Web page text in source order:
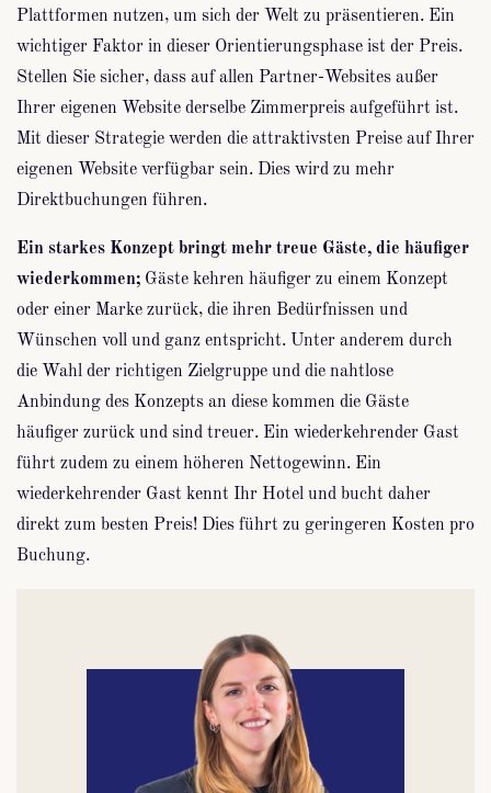
Plattformen nutzen, um sich der Welt zu präsentieren. Ein
wichtiger Faktor in dieser Orientierungsphase ist der Preis.
Stellen Sie sicher, dass auf allen Partner-Websites außer
Ihrer eigenen Website derselbe Zimmerpreis aufgeführt ist.
Mit dieser Strategie werden die attraktivsten Preise auf Ihrer
eigenen Website verfügbar sein. Dies wird zu mehr
Direktbuchungen führen.
Ein starkes Konzept bringt mehr treue Gäste, die häufiger
wiederkommen; Gäste kehren häufiger zu einem Konzept
oder einer Marke zurück, die ihren Bedürfnissen und
Wünschen voll und ganz entspricht. Unter anderem durch
die Wahl der richtigen Zielgruppe und die nahtlose
Anbindung des Konzepts an diese kommen die Gäste
häufiger zurück und sind treuer. Ein wiederkehrender Gast
führt zudem zu einem höheren Nettogewinn. Ein
wiederkehrender Gast kennt Ihr Hotel und bucht daher
direkt zum besten Preis! Dies führt zu geringeren Kosten pro
Buchung.